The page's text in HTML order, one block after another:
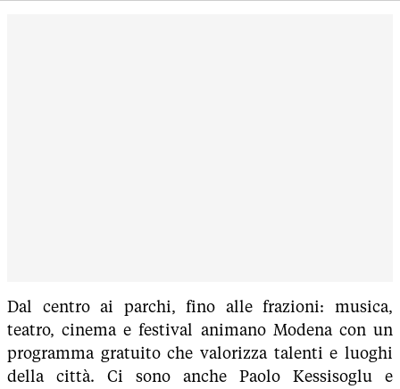
Dal centro ai parchi, fino alle frazioni: musica,
teatro, cinema e festival animano Modena con un
programma gratuito che valorizza talenti e luoghi
della città. Ci sono anche Paolo Kessisoglu e